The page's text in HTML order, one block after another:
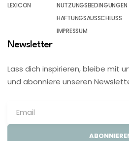
LEXICON
NUTZUNGSBEDINGUNGEN
HAFTUNGSAUSSCHLUSS
IMPRESSUM
Newsletter
Lass dich inspirieren, bleibe mit
und abonniere unseren